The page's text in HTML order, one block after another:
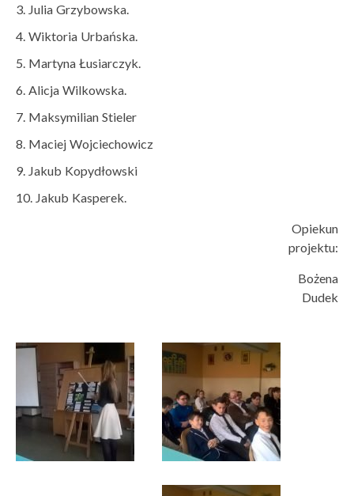
Julia Grzybowska.
Wiktoria Urbańska.
Martyna Łusiarczyk.
Alicja Wilkowska.
Maksymilian Stieler
Maciej Wojciechowicz
Jakub Kopydłowski
Jakub Kasperek.
Opiekun
projektu:
Bożena
Dudek